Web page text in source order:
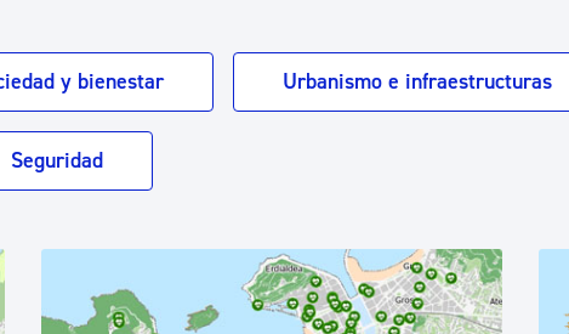
Cultura
y bienestar Urbanismo e infraestructuras
Seguridad